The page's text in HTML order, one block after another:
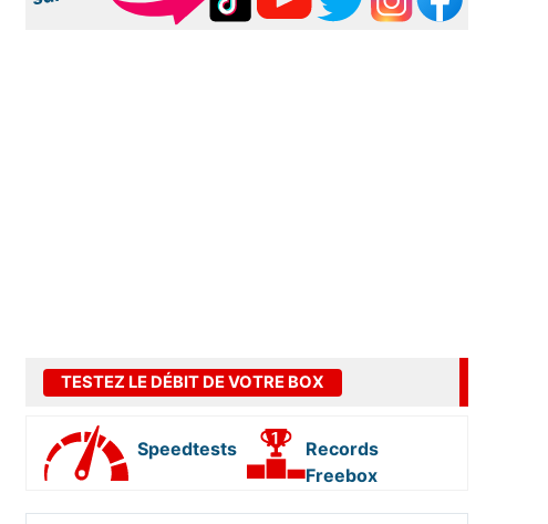
TESTEZ LE DÉBIT DE VOTRE BOX
Speedtests
Records
Freebox